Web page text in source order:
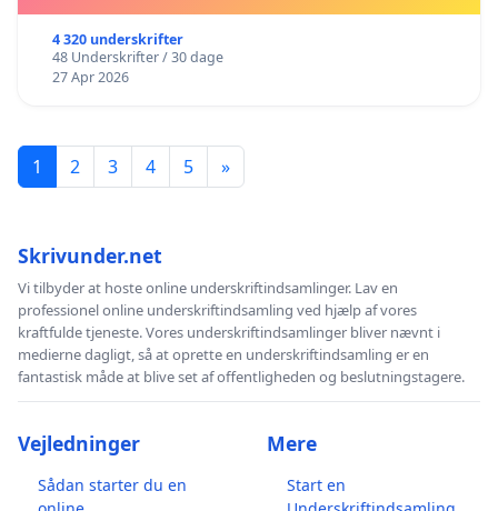
4 320 underskrifter
48 Underskrifter / 30 dage
27 Apr 2026
1 2 3 4 5 »
Skrivunder.net
Vi tilbyder at hoste online underskriftindsamlinger. Lav en
professionel online underskriftindsamling ved hjælp af vores
kraftfulde tjeneste. Vores underskriftindsamlinger bliver nævnt i
medierne dagligt, så at oprette en underskriftindsamling er en
fantastisk måde at blive set af offentligheden og beslutningstagere.
Vejledninger
Sådan starter du en
Mere
Start en